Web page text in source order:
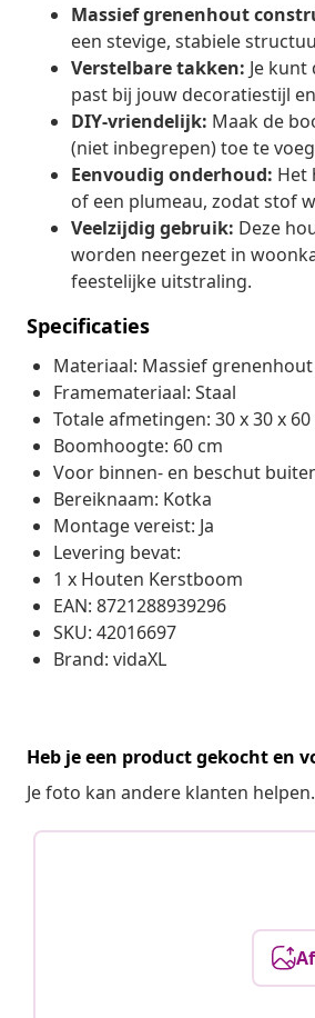
Massief grenenhout
een stevige, stabiele
Verstelbare takken: Je
past bij jouw decoratiestijl
DIY-vriendelijk: Maak de
(niet inbegrepen) toe te
Eenvoudig onderhoud: Het
of een plumeau, zodat stof
Veelzijdig gebruik: Deze
worden neergezet in
feestelijke uitstraling.
Specificaties
Materiaal: Massief grenenhout
Framemateriaal: Staal
Totale afmetingen: 30 x 30 x 60
Boomhoogte: 60 cm
Voor binnen- en beschut
Bereiknaam: Kotka
Montage vereist: Ja
Levering bevat:
1 x Houten Kerstboom
EAN: 8721288939296
SKU: 42016697
Brand: vidaXL
Heb je een product gekocht en
Je foto kan andere klanten